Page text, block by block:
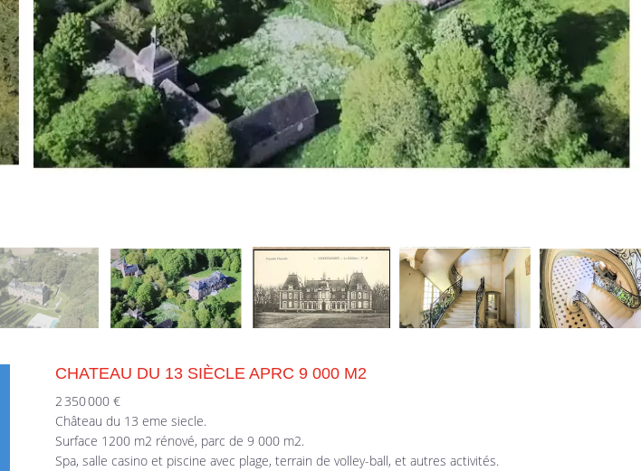
CHATEAU DU 13 SIÈCLE APRC 9 000 M2
2 350 000 €
Château du 13 eme siecle.
Surface 1200 m2 rénové, parc de 9 000 m2.
Spa, salle casino et piscine avec plage, terrain de volley-ball, et autres activités.